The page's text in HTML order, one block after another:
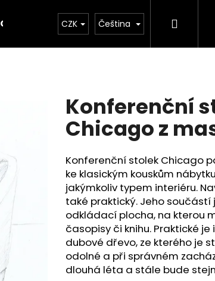
Osobní konfigurátor Zakázková
CZK Čeština Hledat
Konferenční
Chicago z
Konferenční stolek Chicago
ke klasickým kouskům
jakýmkoliv typem interiéru.
také praktický. Jeho
odkládací plocha, na kterou
časopisy či knihu. Praktické
dubové dřevo, ze kterého je
odolné a při správném
dlouhá léta a stále bude